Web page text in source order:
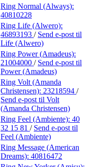
Ring Normal (Always):
40810228
Ring Life (Alwero):
46893193 / Send e-post til
Life (Alwero)
Ring Power (Amadeus):
21004000 / Send e-post til
Power (Amadeus)
Ring Volt (Amanda
Christensen): 23218594 /
Send e-post til Volt
(Amanda Christensen)
Ring Feel (Ambiente): 40
32 15 81 / Send e-post til
Feel (Ambiente)
Ring Message (American
Dreams): 40816472